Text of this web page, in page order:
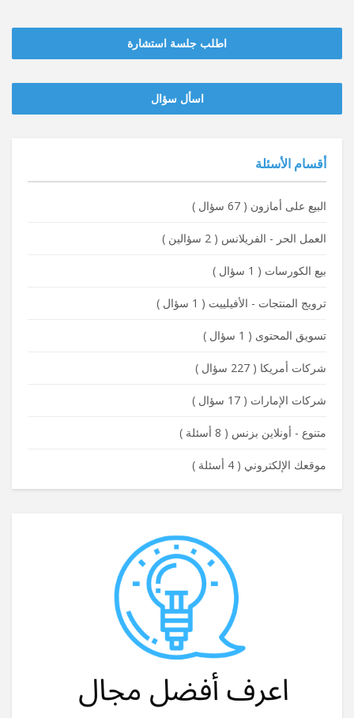
اطلب جلسة استشارة
‫‫اسأل سؤال
أقسام الأسئلة
البيع على أمازون ( 67 سؤال )
العمل الحر - الفريلانس ( 2 سؤالين )
بيع الكورسات ( 1 سؤال )
ترويج المنتجات - الأفيلييت ( 1 سؤال )
تسويق المحتوى ( 1 سؤال )
شركات أمريكا ( 227 سؤال )
شركات الإمارات ( 17 سؤال )
متنوع - أونلاين بزنس ( 8 أسئلة )
موقعك الإلكتروني ( 4 أسئلة )